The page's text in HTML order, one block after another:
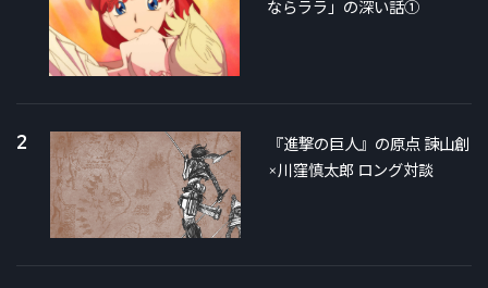
ならララ」の深い話①
2
『進撃の巨人』の原点 諫山創
×川窪慎太郎 ロング対談